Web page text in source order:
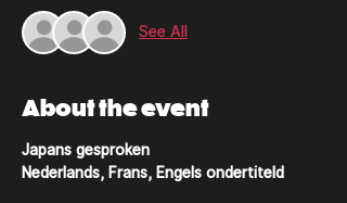
See All
About the event
Japans gesproken
Nederlands, Frans, Engels ondertiteld